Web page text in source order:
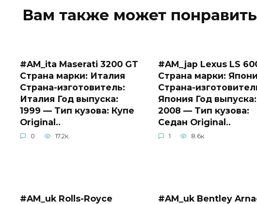
Вам также может
#AM_ita Maserati 3200 GT
Страна марки: Италия
Страна-изготовитель:
Италия Год выпуска:
1999 — Тип кузова: Купе
Original..
0 17.2к.
#AM_jap Lexus LS
Страна марки:
Страна-
Япония Год выпуска:
2008 — Тип кузова:
Седан Original..
1 8.6к.
#AM_uk Rolls-Royce
#AM_uk Bentley